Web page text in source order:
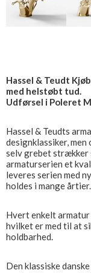
Hassel & Teudt
med helstøbt tud.
Udførsel i Poleret
Hassel & Teudts
designklassiker,
selv grebet strækker
armaturserien et
leveres serien med
holdes i mange årtier.
Hvert enkelt
hvilket er med til at
holdbarhed.
Den klassiske